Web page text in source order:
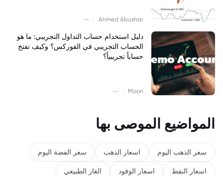
Ahmed Abushar
--
دليل استخدام حساب التداول التجريبي: ما هو
الحساب التجريبي في الفوركس؟ وكيف تفتح
حساباً تجريبياً؟
Moon
--
المواضيع الموصى بها
سعر الذهب اليوم اسعار الذهب سعر الفضة اليوم
اسعار النفط اسعار الوقود الغاز الطبيعي